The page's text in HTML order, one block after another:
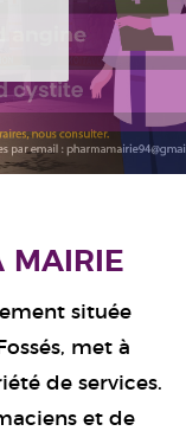
MAIRIE
située
met à
de services.
et de